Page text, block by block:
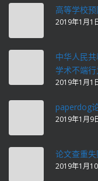
高等学校
2019年1月1
中华人民
学术不端
2019年1月1
paperdog
2019年1月9
论文查重
2019年1月